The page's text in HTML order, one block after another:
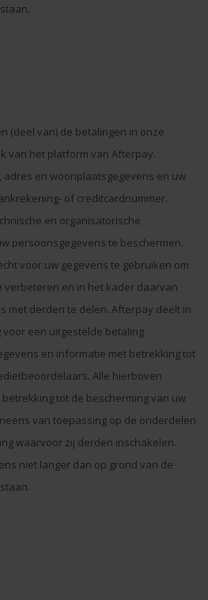
(deel van) de betalingen in onze
van het platform van Afterpay.
en woonplaatsgegevens en uw
of creditcardnummer.
en organisatorische
persoonsgegevens te beschermen.
voor uw gegevens te gebruiken om
en in het kader daarvan
met derden te delen. Afterpay deelt in
een uitgestelde betaling
en informatie met betrekking tot
Alle hierboven
tot de bescherming van uw
van toepassing op de onderdelen
waarvoor zij derden inschakelen.
niet langer dan op grond van de